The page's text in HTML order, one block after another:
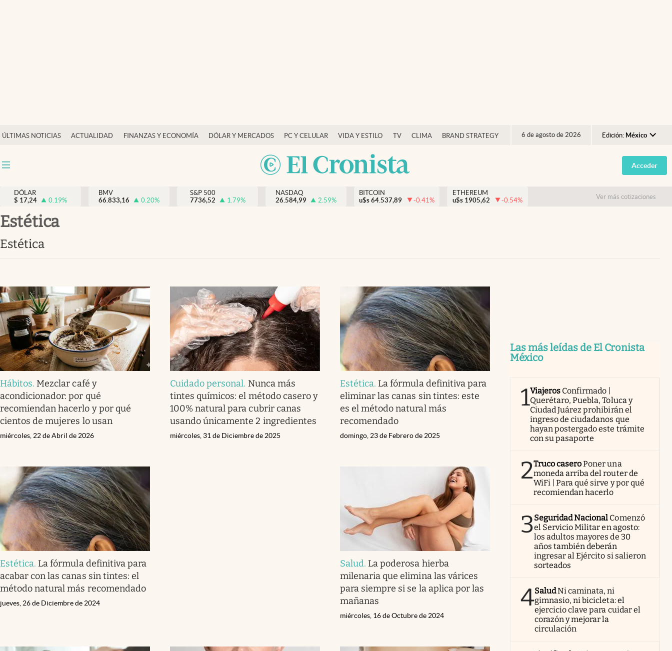
ÚLTIMAS NOTICIAS ACTUALIDAD FINANZAS Y ECONOMÍA DÓLAR Y MERCADOS PC Y CELULAR VIDA Y ESTILO TV CLIMA BRAND STRATEGY 6 de agosto de 2026 Edición: México
Argentina
España
USA
Opinión
Vida y estilo
Clima
Espiritualidad
abre en nueva pestaña
Acceder
DÓLAR
$ 17,24 0.19%
BMV
66.833,16
0.20%
S&P 500
7736,52
1.79%
NASDAQ
26.584,99
2.59%
BITCOIN
u$s 64.537,89 -0.41%
ETHEREUM
u$s 1905,62 -0.54% Ver más cotizaciones
Estética
Estética
Hábitos. Mezclar café y
acondicionador: por qué
recomiendan hacerlo y por qué
cientos de mujeres lo usan
miércoles, 22 de Abril de 2026
Cuidado personal. Nunca más
tintes químicos: el método casero y
100% natural para cubrir canas
usando únicamente 2 ingredientes
miércoles, 31 de Diciembre de 2025
Estética. La fórmula definitiva para
eliminar las canas sin tintes: este
es el método natural más
recomendado
domingo, 23 de Febrero de 2025
Estética. La fórmula definitiva para
acabar con las canas sin tintes: el
método natural más recomendado
jueves, 26 de Diciembre de 2024
Salud. La poderosa hierba
milenaria que elimina las várices
para siempre si se la aplica por las
mañanas
miércoles, 16 de Octubre de 2024
Las más leídas de El Cronista
México
1Viajeros Confirmado |
Querétaro, Puebla, Toluca y
Ciudad Juárez prohibirán el
ingreso de ciudadanos que
hayan postergado este trámite
con su pasaporte
2Truco caseroPoner una
moneda arriba del router de
WiFi | Para qué sirve y por qué
recomiendan hacerlo
3Seguridad Nacional Comenzó
el Servicio Militar en agosto:
los adultos mayores de 30
años también deberán
ingresar al Ejército si salieron
sorteados
4SaludNi caminata, ni
gimnasio, ni bicicleta: el
ejercicio clave para cuidar el
corazón y mejorar la
circulación